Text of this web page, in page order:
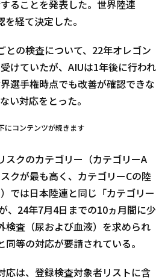
ることを発表した。世界陸連
を経て決定した。
との検査について、22年オレゴン
けていたが、AIUは1年後に行われ
選手権時点でも改善が確認できな
い対応をとった。
にコンテンツが続きます
スクのカテゴリー（カテゴリーA
クが最も高く、カテゴリーCの陸
では日本陸連と同じ「カテゴリー
、24年7月4日までの10ヵ月間に少
検査（尿および血液）を求められ
同等の対応が要請されている。
応は、登録検査対象者リストに含